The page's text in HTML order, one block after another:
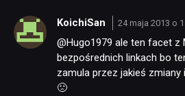
KoichiSan 24 maja 2013 o
@Hugo1979 ale ten facet z
bezpośrednich linkach bo
zamula przez jakieś
🙁